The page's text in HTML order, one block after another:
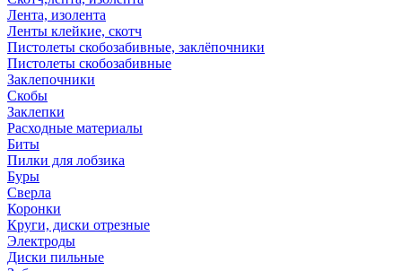
Лента, изолента
Ленты клейкие, скотч
Пистолеты скобозабивные, заклёпочники
Пистолеты скобозабивные
Заклепочники
Скобы
Заклепки
Расходные материалы
Биты
Пилки для лобзика
Буры
Сверла
Коронки
Круги, диски отрезные
Электроды
Диски пильные